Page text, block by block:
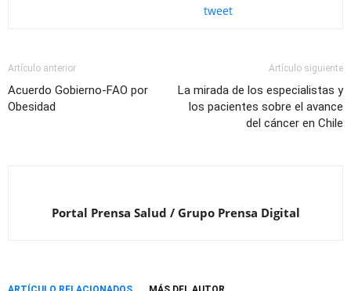
tweet
Artículo anterior
Acuerdo Gobierno-FAO por
Obesidad
Artículo siguiente
La mirada de los especialistas y
los pacientes sobre el avance
del cáncer en Chile
Portal Prensa Salud / Grupo Prensa Digital